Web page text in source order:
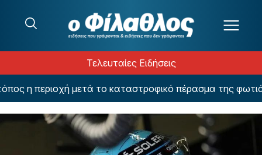
Τελευταίες Ειδήσεις
περιοχή μετά το καταστροφικό πέρασμα της φωτιάς –